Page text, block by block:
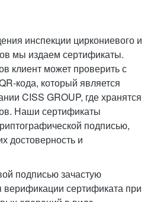
инспекции циркониевого и
мы издаем сертификаты.
клиент может проверить с
кода, который является
CISS GROUP, где хранятся
Наши сертификаты
подписью,
достоверность и
подписью зачастую
верификации сертификата при